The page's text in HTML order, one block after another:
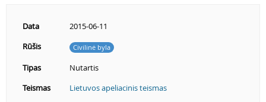
Data
2015-06-11
Rūšis
Civilinė byla
Tipas
Nutartis
Teismas
Lietuvos apeliacinis teismas